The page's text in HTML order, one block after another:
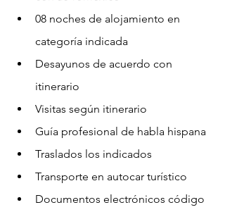
08 noches de alojamiento en
categoría indicada
Desayunos de acuerdo con
itinerario
Visitas según itinerario
Guía profesional de habla hispana
Traslados los indicados
Transporte en autocar turístico
Documentos electrónicos código